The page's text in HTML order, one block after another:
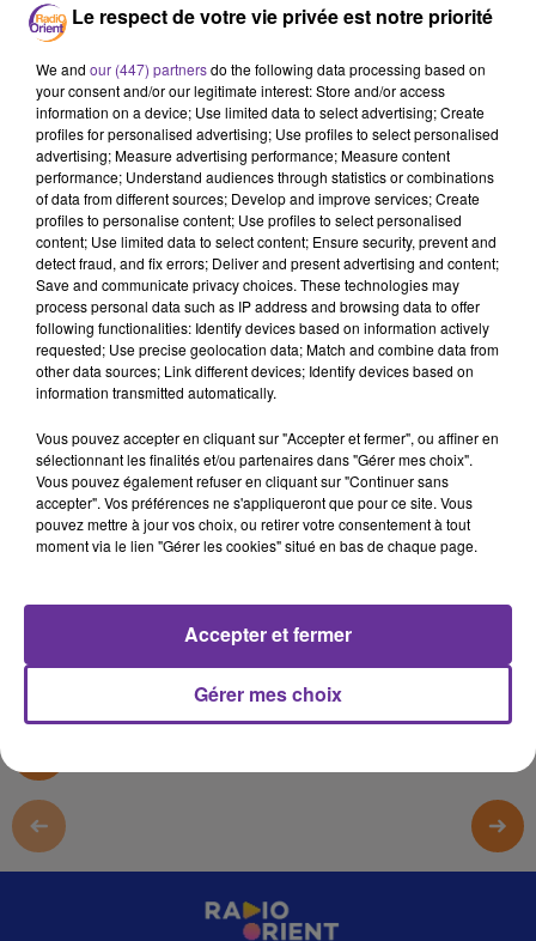
VAGUE DE FROID
CRISE ECONOMIQUE
CRISE SANITAIRE
BANQUE MONDIALE
EU
19 janvier 2022 - 14 min 14 sec
LE JOURNAL DU LIBAN DU SOIR DU 19/1/2022
JS
EDITION DU JOURNAL DU LIBAN DU SOIR DU 19/1/2022
Le respect de votre vie privée est notre priorité
We and our (447) partnersdo the following data processing based on
your consent and/or our legitimate interest: Store and/or access
information on a device; Use limited data to select advertising; Create
profiles for personalised advertising; Use profiles to select personalised
advertising; Measure advertising performance; Measure content
performance; Understand audiences through statistics or combinations
of data from different sources; Develop and improve services; Create
profiles to personalise content; Use profiles to select personalised
content; Use limited data to select content; Ensure security, prevent and
detect fraud, and fix errors; Deliver and present advertising and content;
Save and communicate privacy choices. These technologies may
process personal data such as IP address and browsing data to offer
following functionalities: Identify devices based on information actively
requested; Use precise geolocation data; Match and combine data from
other data sources; Link different devices; Identify devices based on
information transmitted automatically.
Vous pouvez accepter en cliquant sur "Accepter et fermer", ou affiner en
sélectionnant les finalités et/ou partenaires dans "Gérer mes choix".
Vous pouvez également refuser en cliquant sur "Continuer sans
accepter". Vos préférences ne s'appliqueront que pour ce site. Vous
pouvez mettre à jour vos choix, ou retirer votre consentement à tout
moment via le lien "Gérer les cookies" situé en bas de chaque page.
Gérer mes choix
Accepter et fermer